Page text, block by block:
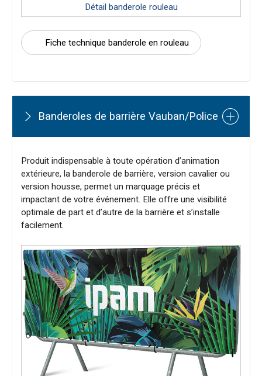
Détail banderole rouleau
Fiche technique banderole en rouleau
Banderoles de barrière Vauban/Police
Produit indispensable à toute opération d’animation
extérieure, la banderole de barrière, version cavalier ou
version housse, permet un marquage précis et
impactant de votre événement. Elle offre une visibilité
optimale de part et d’autre de la barrière et s’installe
facilement.